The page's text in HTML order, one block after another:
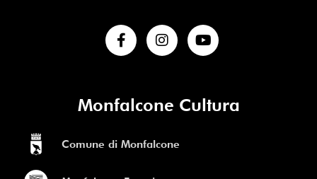
Monfalcone Cultura
Comune di Monfalcone